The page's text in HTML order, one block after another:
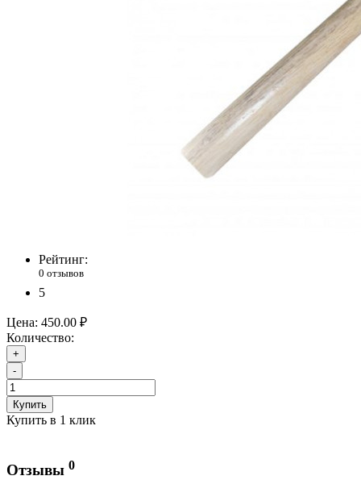
Рейтинг:
0 отзывов
5
Цена: 450.00 ₽
Количество:
+
-
Купить
Купить в 1 клик
Отзывы 0